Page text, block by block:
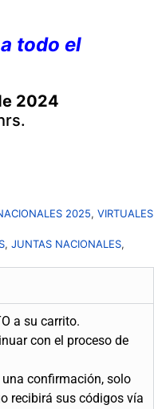
todo el
2024
2025, VIRTUALES
, JUNTAS NACIONALES,
a su carrito.
con el proceso de
confirmación, solo
recibirá sus códigos vía